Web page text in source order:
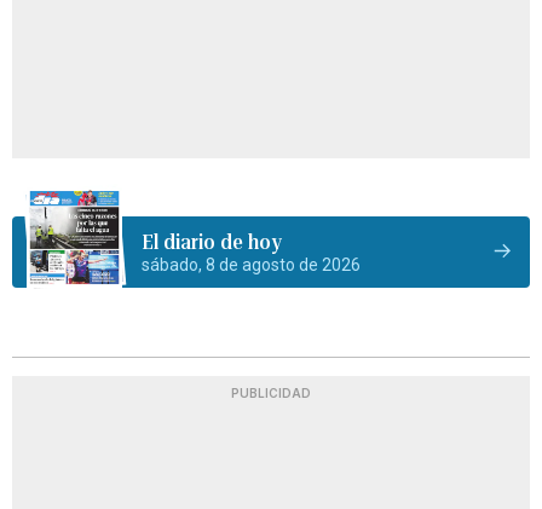
El diario de hoy
sábado, 8 de agosto de 2026
PUBLICIDAD